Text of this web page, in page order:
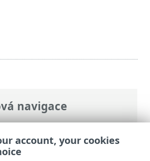
navigace
nápověda>ESET PROTECT
recovery virtuální
PROTECT
account, your cookies